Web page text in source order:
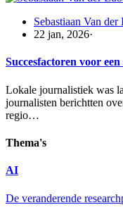
Sebastiaan Van der
22 jan, 2026·
Succesfactoren voor
Lokale journalistiek was
journalisten berichtten
regio…
Thema's
AI
De veranderende